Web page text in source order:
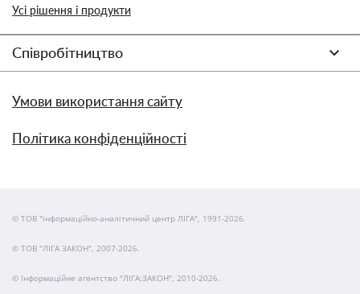
Усі рішення і продукти
Співробітництво
Умови використання сайту
Політика конфіденційності
© ТОВ "інформаційно-аналітичний центр ЛІГА", 1991-2026.
© ТОВ "ЛІГА ЗАКОН", 2007-2026.
© Інформаційне агентство "ЛІГА:ЗАКОН", 2010-2026.